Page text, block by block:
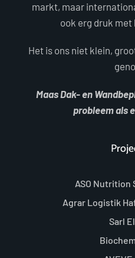
markt, maar
ook erg druk met
Het is ons niet klein,
Maas Dak- en
probleem als
ASO Nutrition
Agrar Logistik
Sarl